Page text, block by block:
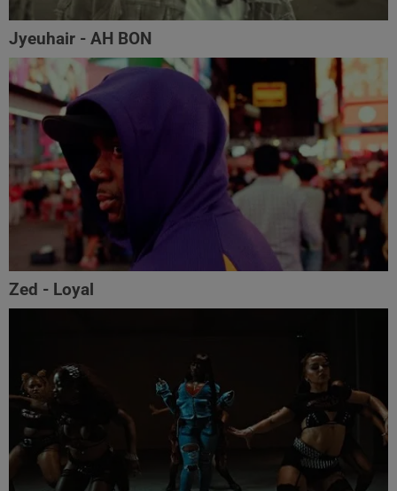
Jyeuhair - AH BON
Zed - Loyal